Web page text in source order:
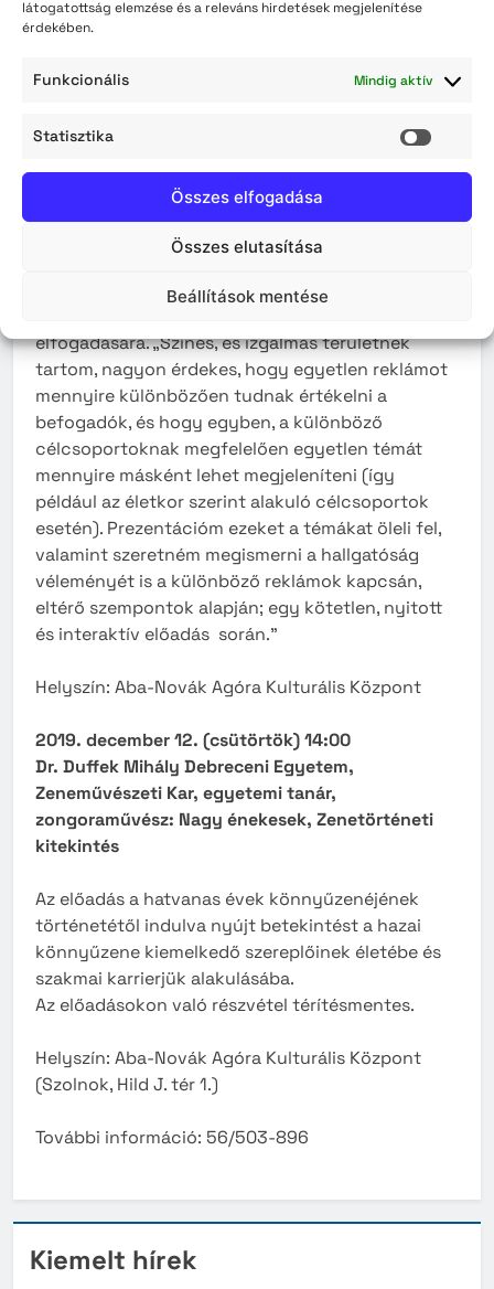
látogatottság elemzése és a releváns hirdetések megjelenítése
érdekében.
Funkcionális Mindig aktív
Statisztika
Összes elfogadása
Összes elutasítása
Beállítások mentése
előadó: Nagy Luca
Az előadó okleveles pszichológus és másodéves
Debreceni Egyetem Pszichológiai Intézetének
Elsősorban szociálpszichológiával kapcsolatos
tárgyakat oktat. Kutatási, és egyben érdeklődési
területe a reklámpszichológia, főként a társadalmi
tényezők, személyiségjegyek, amelyek hatást
elfogadására. „Színes, és izgalmas területnek
tartom, nagyon érdekes, hogy egyetlen reklámot
mennyire különbözően tudnak értékelni a
befogadók, és hogy egyben, a különböző
célcsoportoknak megfelelően egyetlen témát
mennyire másként lehet megjeleníteni (így
például az életkor szerint alakuló célcsoportok
esetén). Prezentációm ezeket a témákat öleli fel,
valamint szeretném megismerni a hallgatóság
véleményét is a különböző reklámok kapcsán,
eltérő szempontok alapján; egy kötetlen, nyitott
és interaktív előadás során.”
Helyszín: Aba-Novák Agóra Kulturális Központ
2019. december 12. (csütörtök) 14:00
Dr. Duffek Mihály Debreceni Egyetem,
Zeneművészeti Kar, egyetemi tanár,
zongoraművész: Nagy énekesek, Zenetörténeti
kitekintés
Az előadás a hatvanas évek könnyűzenéjének
történetétől indulva nyújt betekintést a hazai
könnyűzene kiemelkedő szereplőinek életébe és
szakmai karrierjük alakulásába.
Az előadásokon való részvétel térítésmentes.
Helyszín: Aba-Novák Agóra Kulturális Központ
(Szolnok, Hild J. tér 1.)
További információ: 56/503-896
Kiemelt hírek